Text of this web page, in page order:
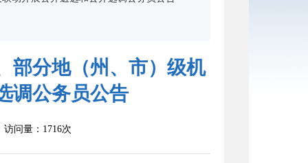
部分地（州、市）级机
调公务员公告
访问量： 1716次